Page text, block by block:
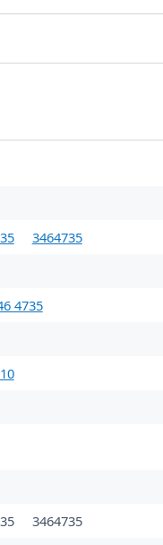
3464735
4735
3464735